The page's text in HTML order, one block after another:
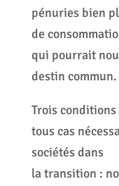
pénuries bien
de
qui pourrait
destin commun.
Trois
tous cas
sociétés dans
la transition :